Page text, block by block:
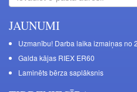
JAUNUMI
Uzmanību! Darba laika izmaiņas no
Galda kājas RIEX ER60
Laminēts bērza saplāksnis